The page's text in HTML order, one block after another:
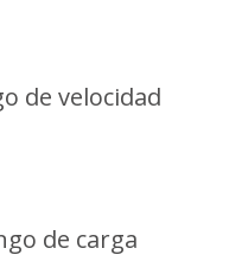
de velocidad
de carga